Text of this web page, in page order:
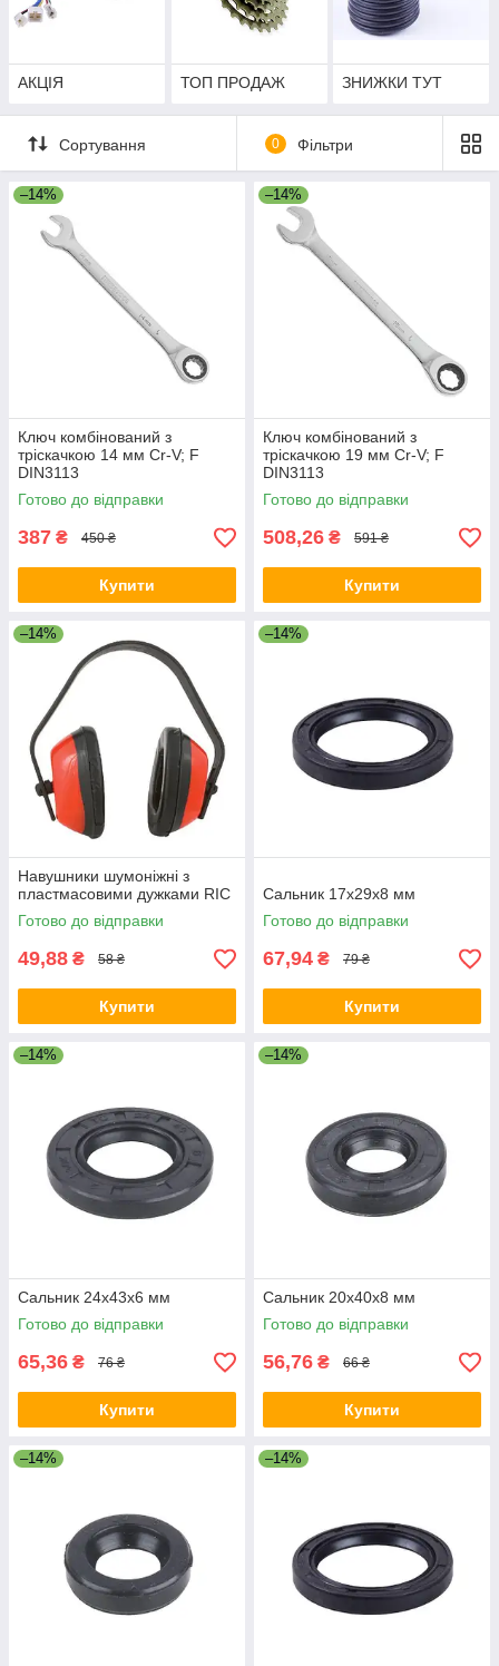
АКЦІЯ ТОП ПРОДАЖ ЗНИЖКИ ТУТ
Сортування 0 Фільтри
–14%
Ключ комбінований з
тріскачкою 14 мм Cr-V; F
DIN3113
Готово до відправки
387 ₴ 450 ₴
Купити
–14%
Ключ комбінований з
тріскачкою 19 мм Cr-V; F
DIN3113
Готово до відправки
508,26 ₴ 591 ₴
Купити
–14%
Навушники шумоніжні з
пластмасовими дужками RIC
Готово до відправки
49,88 ₴ 58 ₴
Купити
–14%
Сальник 17х29х8 мм
Готово до відправки
67,94 ₴ 79 ₴
Купити
–14%
Сальник 24x43x6 мм
Готово до відправки
65,36 ₴ 76 ₴
Купити
–14%
Сальник 20x40x8 мм
Готово до відправки
56,76 ₴ 66 ₴
Купити
–14% –14%